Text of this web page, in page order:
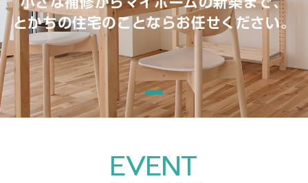
とかちの住宅のことならお任せください。
EVENT